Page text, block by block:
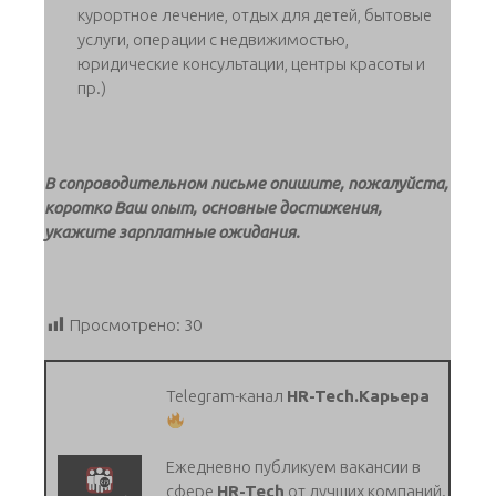
курортное лечение, отдых для детей, бытовые
услуги, операции с недвижимостью,
юридические консультации, центры красоты и
пр.)
В сопроводительном письме опишите, пожалуйста,
коротко Ваш опыт, основные достижения,
укажите зарплатные ожидания.
Просмотрено: 30
Telegram-канал HR-Tech.Карьера
Ежедневно публикуем вакансии в
сфере HR-Tech от лучших компаний.